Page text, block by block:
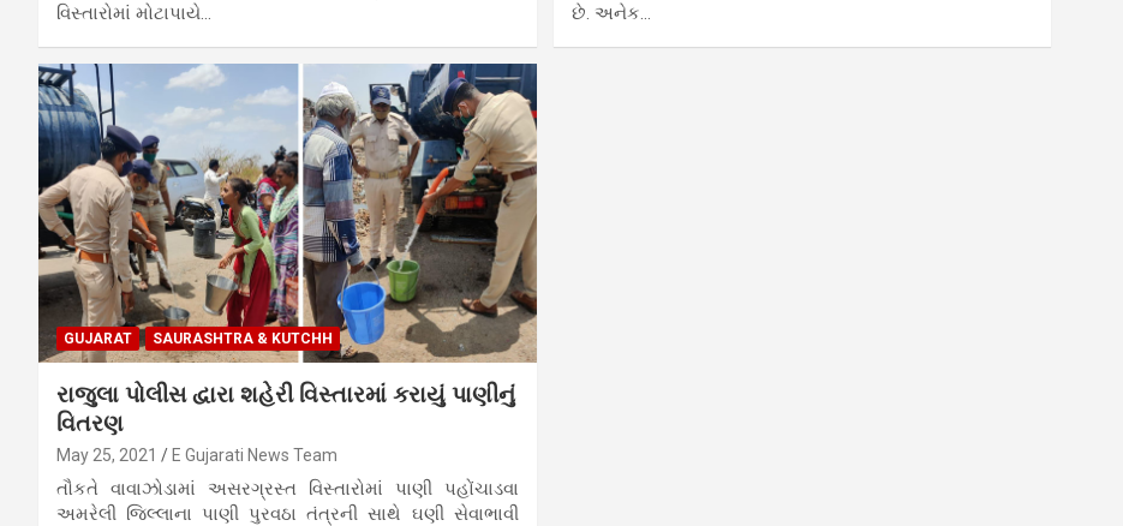
વિસ્તારોમાં મોટાપાયે…
છે. અનેક…
GUJARAT SAURASHTRA & KUTCHH
રાજુલા પોલીસ દ્વારા શહેરી વિસ્તારમાં કરાયું પાણીનું
વિતરણ
May 25, 2021 E Gujarati News Team
તૌકતે વાવાઝોડામાં અસરગ્રસ્ત વિસ્તારોમાં પાણી પહોંચાડવા
અમરેલી જિલ્લાના પાણી પુરવઠા તંત્રની સાથે ઘણી સેવાભાવી